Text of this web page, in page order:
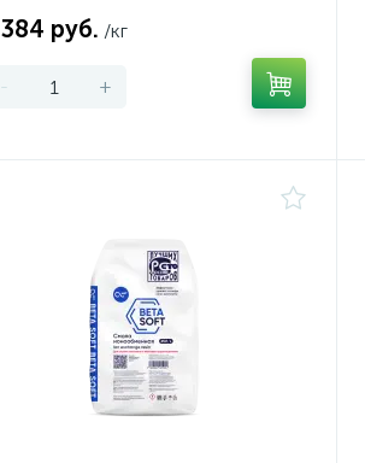
руб. /кг
- +